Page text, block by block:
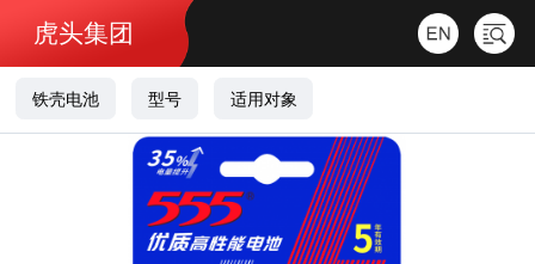
虎头集团
铁壳电池 型号 适用对象